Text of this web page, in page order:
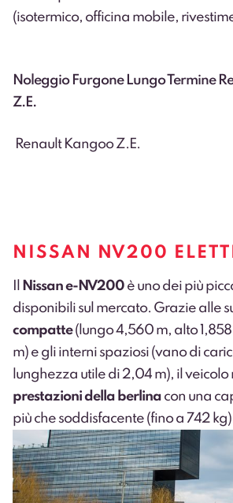
(isotermico, officina mobile,
Noleggio Furgone Lungo Termine
Z.E.
Renault Kangoo Z.E.
NISSAN NV200
Nissan e-NV200 è uno dei più
disponibili sul mercato. Grazie alle
compatte(lungo 4,560 m, alto 1,858
m) e gli interni spaziosi (vano di
lunghezza utile di 2,04 m), il veicolo
prestazioni della berlina con una
più che soddisfacente (fino a 742